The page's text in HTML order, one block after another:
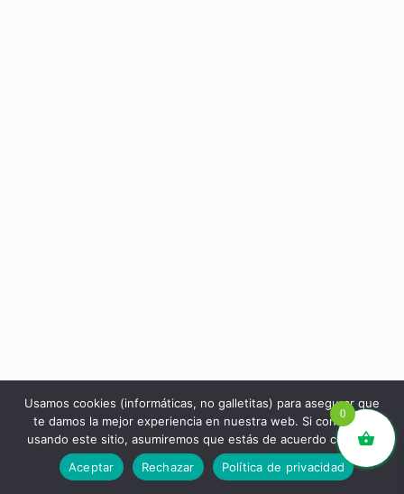
libros.eco © - Desde Barcelona para el mundo 💚 |
Devoluciones y reembolsos|Política de Privacidad
0
Usamos cookies (informáticas, no galletitas) para asegurar que
te damos la mejor experiencia en nuestra web. Si continúas
usando este sitio, asumiremos que estás de acuerdo con ello.
Aceptar
Rechazar Política de privacidad